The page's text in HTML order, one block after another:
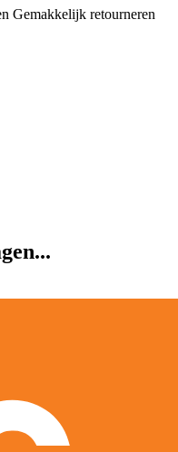
Gemakkelijk retourneren